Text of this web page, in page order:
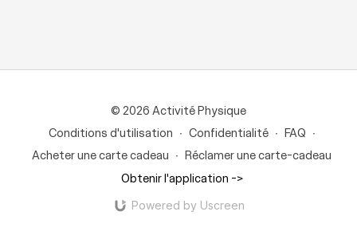
© 2026 Activité Physique
Conditions d'utilisation ∙ Confidentialité ∙ FAQ ∙
Acheter une carte cadeau ∙ Réclamer une carte-cadeau
Obtenir l'application ->
Powered by Uscreen